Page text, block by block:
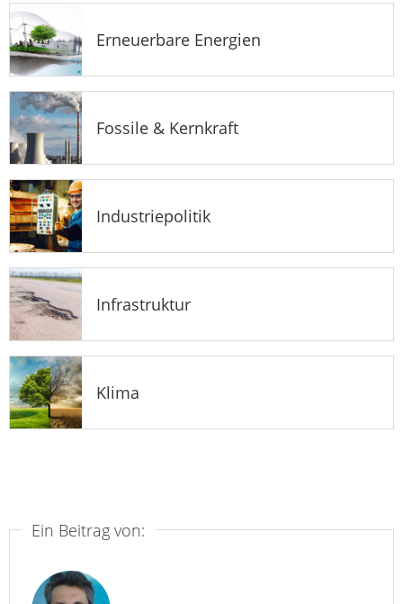
Erneuerbare Energien
Fossile & Kernkraft
Industriepolitik
Infrastruktur
Klima
Ein Beitrag von: